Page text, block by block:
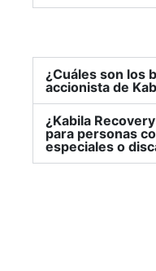
¿Cuáles son los
accionista de
¿Kabila
para personas
especiales o